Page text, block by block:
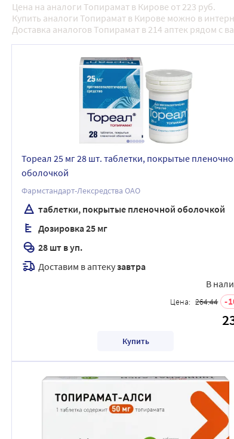
Цена на аналоги Топирамат в Кирове от 223 руб.
Купить аналоги Топирамат в Кирове можно в
Доставка аналогов Топирамат в 214 аптек рядом с
Тореал 25 мг 28 шт. таблетки, покрытые
оболочкой
Фармстандарт-Лексредства ОАО
таблетки, покрытые пленочной оболочкой
Дозировка 25 мг
28 шт в уп.
Доставим в аптекузавтра
В
Цена: 264.44
Купить